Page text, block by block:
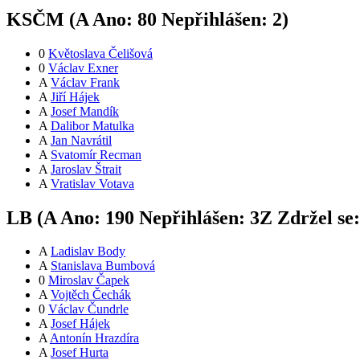
KSČM (A Ano: 80 Nepřihlášen: 2)
0 Květoslava Čelišová
0 Václav Exner
A Václav Frank
A Jiří Hájek
A Josef Mandík
A Dalibor Matulka
A Jan Navrátil
A Svatomír Recman
A Jaroslav Štrait
A Vratislav Votava
LB (A Ano: 190 Nepřihlášen: 3Z Zdržel se:
A Ladislav Body
A Stanislava Bumbová
0 Miroslav Čapek
A Vojtěch Čechák
0 Václav Čundrle
A Josef Hájek
AAntonín Hrazdíra
A Josef Hurta